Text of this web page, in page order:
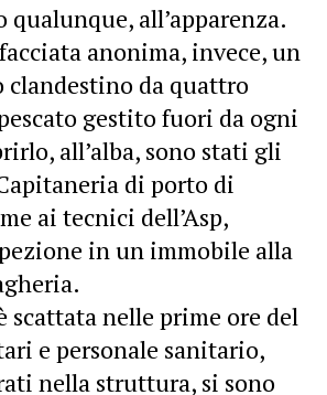
qualunque, all’apparenza.
anonima, invece, un
da quattro
gestito fuori da ogni
all’alba, sono stati gli
di porto di
ai tecnici dell’Asp,
in un immobile alla
scattata nelle prime ore del
e personale sanitario,
nella struttura, si sono